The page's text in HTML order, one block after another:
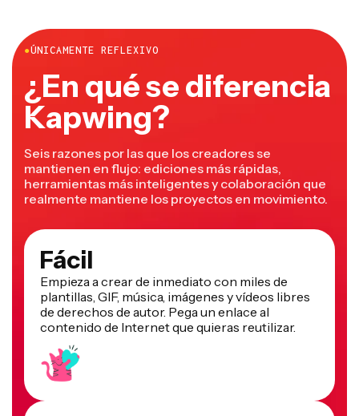
●ÚNICAMENTE REFLEXIVO
¿En qué se diferencia
Kapwing?
Seis razones por las que los creadores se
mantienen en flujo: ediciones más rápidas,
herramientas más inteligentes y colaboración que
realmente mantiene los proyectos en movimiento.
Fácil
Empieza a crear de inmediato con miles de
plantillas, GIF, música, imágenes y vídeos libres
de derechos de autor. Pega un enlace al
contenido de Internet que quieras reutilizar.